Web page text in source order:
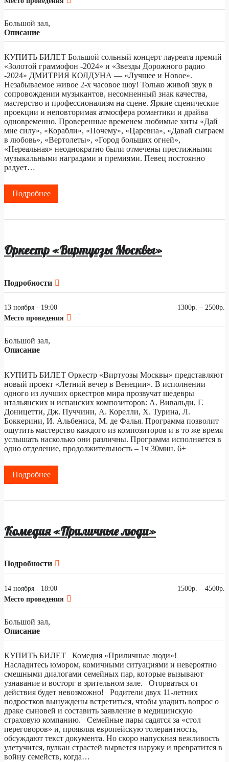
Большой зал,
Описание
КУПИТЬ БИЛЕТ Большой сольный концерт лауреата премий
«Золотой граммофон -2024» и «Звезды Дорожного радио
-2024» ДМИТРИЯ КОЛДУНА — «Лучшее и Новое».
Незабываемое живое 2-х часовое шоу! Только живой звук в
сопровождении музыкантов, несомненный знак качества,
мастерство и профессионализм на сцене. Яркие сценические
проекции и неповторимая атмосфера романтики и драйва
одновременно. Проверенные временем любимые хиты «Дай
мне силу», «Корабли», «Почему», «Царевна», «Давай сыграем
в любовь», «Вертолеты», «Город больших огней»,
«Нереальная» неоднократно были отмечены престижными
музыкальными наградами и премиями. Певец постоянно
радует…
Подробнее
Оркестр «Виртуозы Москвы»
Подробности
13 ноября - 19:00
1300р. – 2500р.
Место проведения
Большой зал,
Описание
КУПИТЬ БИЛЕТ Оркестр «Виртуозы Москвы» представляют
новый проект «Летний вечер в Венеции». В исполнении
одного из лучших оркестров мира прозвучат шедевры
итальянских и испанских композиторов: А. Вивальди, Г.
Доницетти, Дж. Пуччини, А. Корелли, Х. Турина, Л.
Боккерини, И. Альбениса, М. де Фалья. Программа позволит
ощутить мастерство каждого из композиторов и в то же время
услышать насколько они различны. Программа исполняется в
одно отделение, продолжительность – 1ч 30мин. 6+
Подробнее
Комедия «Приличные люди»
Подробности
14 ноября - 18:00
1500р. – 4500р.
Место проведения
Большой зал,
Описание
КУПИТЬ БИЛЕТ Комедия «Приличные люди»!
Насладитесь юмором, комичными ситуациями и невероятно
смешными диалогами семейных пар, которые вызывают
узнавание и восторг в зрительном зале. Оторваться от
действия будет невозможно! Родители двух 11-летних
подростков вынуждены встретиться, чтобы уладить вопрос о
драке сыновей и составить заявление в медицинскую
страховую компанию. Семейные пары садятся за «стол
переговоров» и, проявляя европейскую толерантность,
обсуждают текст документа. Но скоро напускная вежливость
улетучится, вулкан страстей вырвется наружу и превратится в
войну семейств, когда…